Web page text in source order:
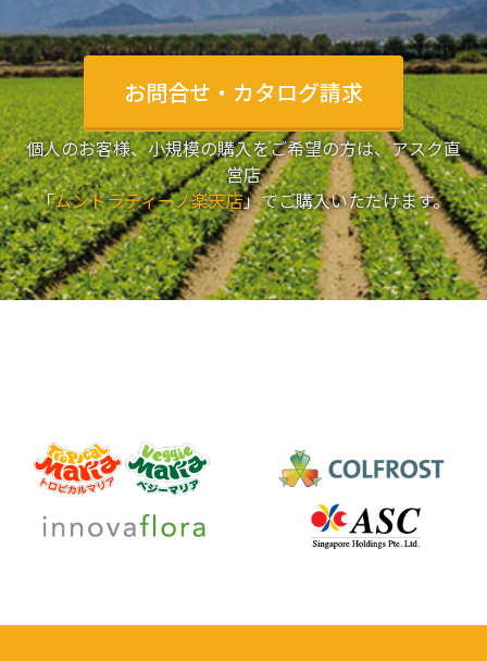
お問合せ・カタログ請求
個人のお客様、小規模の購入をご希望の方は、アスク直
営店
「ムンドラティーノ楽天店」でご購入いただけます。